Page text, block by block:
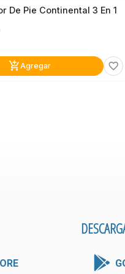
De Pie Continental 3 En 1
add_shopping_cartAgregar favorite_border